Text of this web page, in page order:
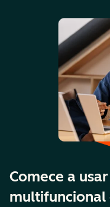
Comece a
multifuncional